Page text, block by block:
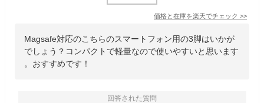
価格と在庫を楽天でチェック >>
Magsafe対応のこちらのスマートフォン用の3脚はいかが
でしょう？コンパクトで軽量なので使いやすいと思います
。おすすめです！
回答された質問